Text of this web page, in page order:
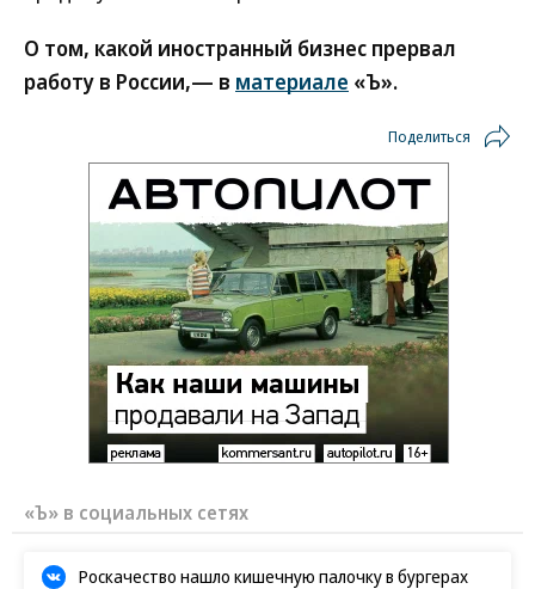
О том, какой иностранный бизнес прервал
работу в России,— в материале «Ъ».
Поделиться
«Ъ» в социальных сетях
Роскачество нашло кишечную палочку в бургерах